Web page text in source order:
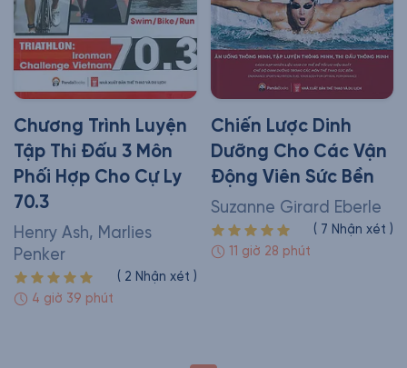
Chương Trình Luyện
Tập Thi Đấu 3 Môn
Phối Hợp Cho Cự Ly
70.3
Henry Ash, Marlies
Penker
( 2 Nhận xét )
4 giờ 39 phút
Chiến Lược Dinh
Dưỡng Cho Các Vận
Động Viên Sức Bền
Suzanne Girard Eberle
( 7 Nhận xét )
11 giờ 28 phút